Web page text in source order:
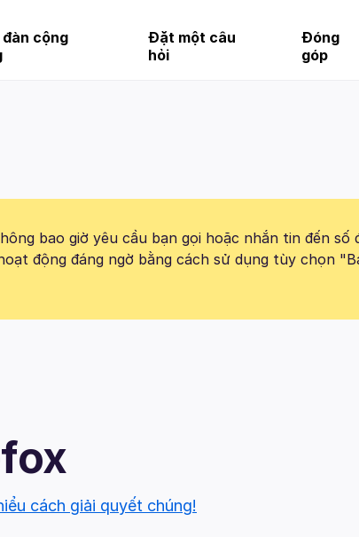
đàn cộng
Đặt một câu
hỏi
Đóng
góp
bao giờ yêu cầu bạn gọi hoặc nhắn tin đến số
động đáng ngờ bằng cách sử dụng tùy chọn
cách giải quyết chúng!